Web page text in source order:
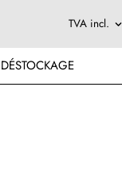
DÉSTOCKAGE